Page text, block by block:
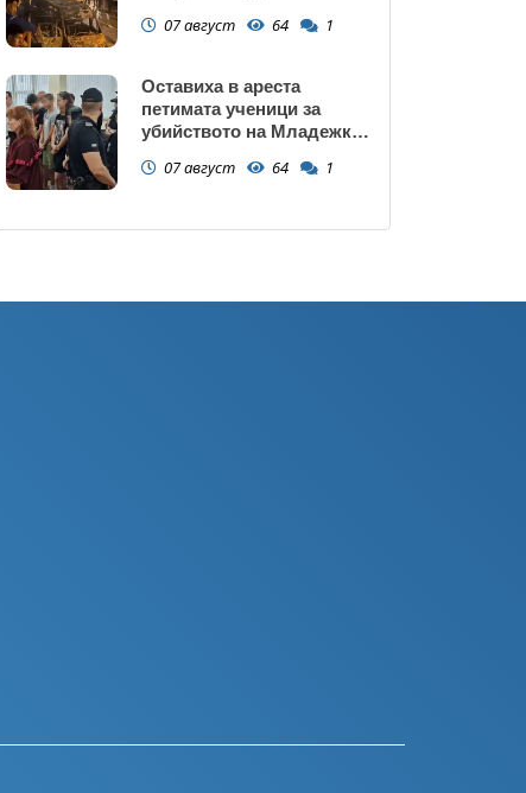
07 август 64 1
Оставиха в ареста
петимата ученици за
убийството на Младежкия
час, гаврили се с него и го
07 август 64 1